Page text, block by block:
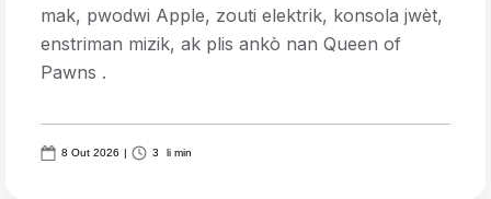
mak, pwodwi Apple, zouti elektrik, konsola jwèt,
enstriman mizik, ak plis ankò nan Queen of
Pawns .
8 Out 2026 | 3 li min